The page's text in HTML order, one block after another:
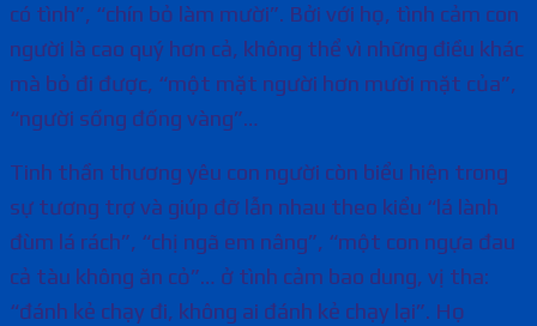
có tình”, “chín bỏ làm mười”. Bởi với họ, tình cảm con
người là cao quý hơn cả, không thể vì những điều khác
mà bỏ đi được, “một mặt người hơn mười mặt của”,
“người sống đống vàng”…
Tinh thần thương yêu con người còn biểu hiện trong
sự tương trợ và giúp đỡ lẫn nhau theo kiểu “lá lành
đùm lá rách”, “chị ngã em nâng”, “một con ngựa đau
cả tàu không ăn cỏ”… ở tình cảm bao dung, vị tha:
“đánh kẻ chạy đi, không ai đánh kẻ chạy lại”. Họ